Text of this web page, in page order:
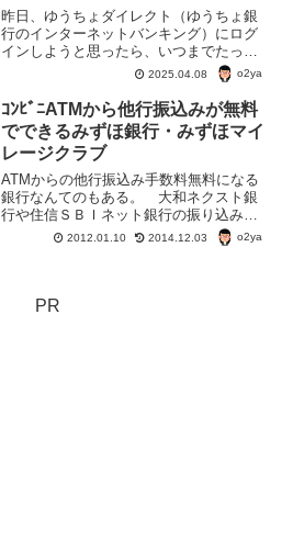
昨日、ゆうちょダイレクト（ゆうちょ銀
行のインターネットバンキング）にログ
インしようと思ったら、いつまでたって
もパスワードの入力画面に移れず。何だ
ったの？と思っていたら、ゆうちょダイ
レクトで、システム障害が起こっていた
らしい。現在は復旧してる様子。
2025.04.08 o2ya
ｺﾝﾋﾞﾆATMから他行振込みが無料
でできるみずほ銀行・みずほマイ
レージクラブ
ATMからの他行振込み手数料無料になる
銀行なんてのもある。 大和ネクスト銀
行や住信ＳＢＩネット銀行の振り込み手
数料無料特典は、インターネットバンキ
ングからの振込みが条件。 世の中には
2012.01.10 2014.12.03 o2ya
PR